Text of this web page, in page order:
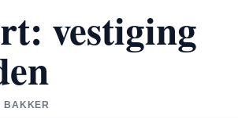
vestiging
BAKKER